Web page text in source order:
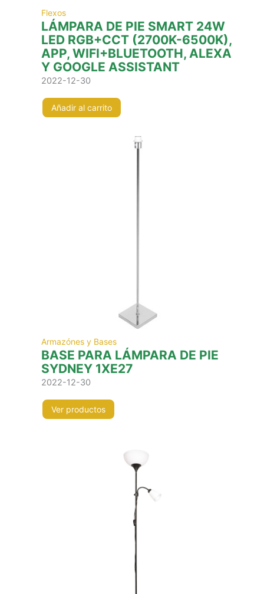
Flexos
LÁMPARA DE PIE SMART 24W
LED RGB+CCT (2700K-6500K),
APP, WIFI+BLUETOOTH, ALEXA
Y GOOGLE ASSISTANT
2022-12-30
Añadir al carrito
Armazónes y Bases
BASE PARA LÁMPARA DE PIE
SYDNEY 1XE27
2022-12-30
Ver productos